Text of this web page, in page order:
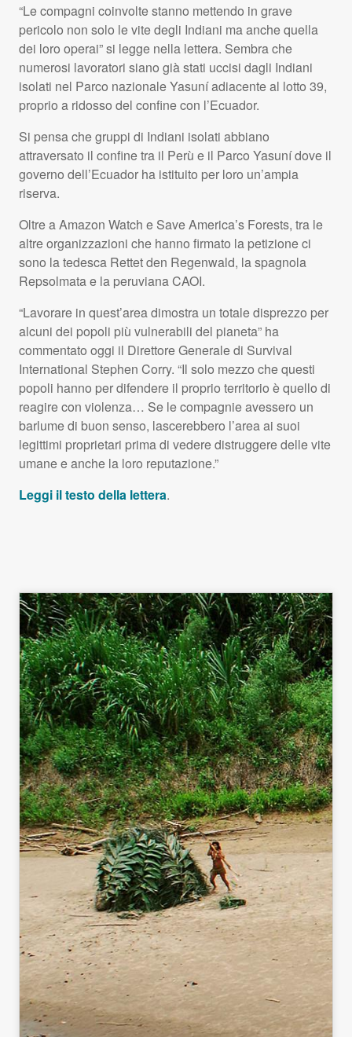
“Le compagni coinvolte stanno mettendo in grave
pericolo non solo le vite degli Indiani ma anche quella
dei loro operai” si legge nella lettera. Sembra che
numerosi lavoratori siano già stati uccisi dagli Indiani
isolati nel Parco nazionale Yasuní adiacente al lotto 39,
proprio a ridosso del confine con l’Ecuador.
Si pensa che gruppi di Indiani isolati abbiano
attraversato il confine tra il Perù e il Parco Yasuní dove il
governo dell’Ecuador ha istituito per loro un’ampia
riserva.
Oltre a Amazon Watch e Save America’s Forests, tra le
altre organizzazioni che hanno firmato la petizione ci
sono la tedesca Rettet den Regenwald, la spagnola
Repsolmata e la peruviana CAOI.
“Lavorare in quest’area dimostra un totale disprezzo per
alcuni dei popoli più vulnerabili del pianeta” ha
commentato oggi il Direttore Generale di Survival
International Stephen Corry. “Il solo mezzo che questi
popoli hanno per difendere il proprio territorio è quello di
reagire con violenza… Se le compagnie avessero un
barlume di buon senso, lascerebbero l’area ai suoi
legittimi proprietari prima di vedere distruggere delle vite
umane e anche la loro reputazione.”
Leggi il testo della lettera.